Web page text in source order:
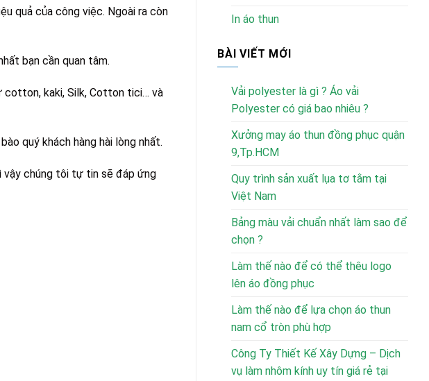
quả của công việc. Ngoài ra còn
bạn cần quan tâm.
cotton, kaki, Silk, Cotton tici… và
quý khách hàng hài lòng nhất.
vậy chúng tôi tự tin sẽ đáp ứng
In áo thun
BÀI VIẾT MỚI
Vải polyester là gì ? Áo vải
Polyester có giá bao nhiêu ?
Xưởng may áo thun đồng phục quận
9,Tp.HCM
Quy trình sản xuất lụa tơ tằm tại
Việt Nam
Bảng màu vải chuẩn nhất làm sao để
chọn ?
Làm thế nào để có thể thêu logo
lên áo đồng phục
Làm thế nào để lựa chọn áo thun
nam cổ tròn phù hợp
Công Ty Thiết Kế Xây Dựng – Dịch
vụ làm nhôm kính uy tín giá rẻ tại